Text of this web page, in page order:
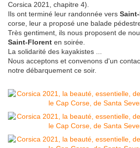
Corsica 2021, chapitre 4).
Ils ont terminé leur randonnée vers
corse, leur a proposé une balade
Très gentiment, ils nous proposent de
Saint-Florent en soirée.
La solidarité des kayakistes ...
Nous acceptons et convenons d'un
notre débarquement ce soir.